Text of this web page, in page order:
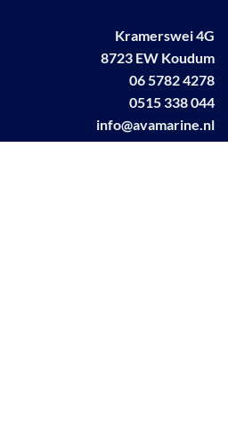
Kramerswei 4G
8723 EW Koudum
06 5782 4278
0515 338 044
info@avamarine.nl